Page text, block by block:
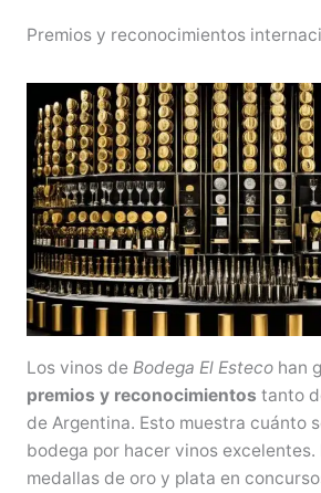
Premios y reconocimientos
Los vinos de Bodega El Estecohan
premios y reconocimientos tanto
de Argentina. Esto muestra cuánto
bodega por hacer vinos
medallas de oro y plata en